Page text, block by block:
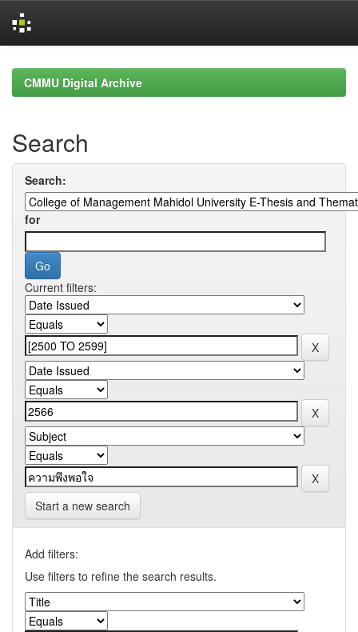
navigationCMMU Digital Archive
Search
Search:
for
Current filters:
Start a new search
Add filters:
Use filters to refine the search results.